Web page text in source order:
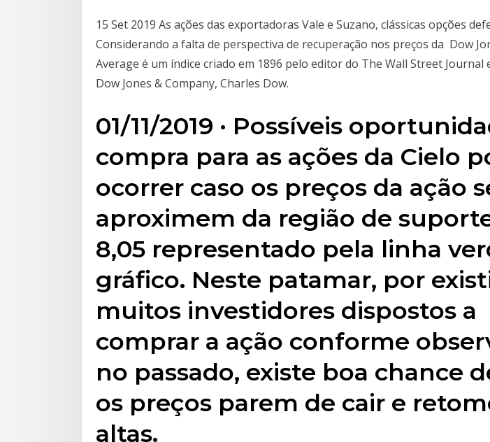
15 Set 2019 As ações das exportadoras Vale e Suzano, clássicas opções
Considerando a falta de perspectiva de recuperação nos preços da Dow
Average é um índice criado em 1896 pelo editor do The Wall Street Journal
Dow Jones & Company, Charles Dow.
01/11/2019 · Possíveis
compra para as ações da Cielo
ocorrer caso os preços da ação
aproximem da região de
8,05 representado pela linha
gráfico. Neste patamar, por
muitos investidores dispostos a
comprar a ação conforme
no passado, existe boa chance
os preços parem de cair e
altas.